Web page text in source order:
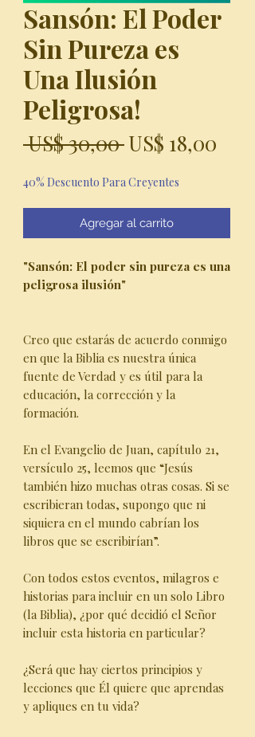
Sansón: El Poder
Sin Pureza es
Una Ilusión
Peligrosa!
US$ 30,00 Precio
US$ 18,00
40% Descuento Para Creyentes
Agregar al carrito
"Sansón: El poder sin pureza es una
peligrosa ilusión"
Creo que estarás de acuerdo conmigo
en que la Biblia es nuestra única
fuente de Verdad y es útil para la
educación, la corrección y la
formación.
En el Evangelio de Juan, capítulo 21,
versículo 25, leemos que “Jesús
también hizo muchas otras cosas. Si se
escribieran todas, supongo que ni
siquiera en el mundo cabrían los
libros que se escribirían”.
Con todos estos eventos, milagros e
historias para incluir en un solo Libro
(la Biblia), ¿por qué decidió el Señor
incluir esta historia en particular?
¿Será que hay ciertos principios y
lecciones que Él quiere que aprendas
y apliques en tu vida?